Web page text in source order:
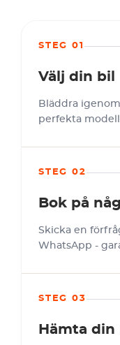
STEG 01
Välj din bil
Bläddra
perfekta
STEG 02
Bok på
Skicka en
WhatsApp -
STEG 03
Hämta din